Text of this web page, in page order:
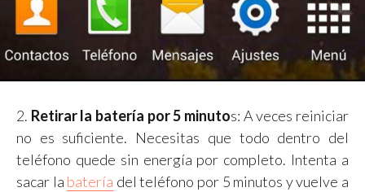
2. Retirar la batería por 5 minutos: A veces reiniciar
no es suficiente. Necesitas que todo dentro del
teléfono quede sin energía por completo. Intenta a
sacar la batería del teléfono por 5 minutos y vuelve a